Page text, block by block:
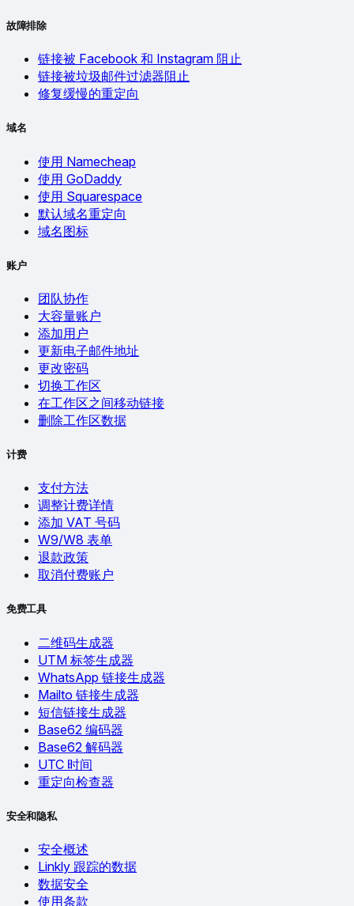
故障排除
链接被 Facebook 和 Instagram 阻止
链接被垃圾邮件过滤器阻止
修复缓慢的重定向
域名
使用 Namecheap
使用 GoDaddy
使用 Squarespace
默认域名重定向
域名图标
账户
团队协作
大容量账户
添加用户
更新电子邮件地址
更改密码
切换工作区
在工作区之间移动链接
删除工作区数据
计费
支付方法
调整计费详情
添加 VAT 号码
W9/W8 表单
退款政策
取消付费账户
免费工具
二维码生成器
UTM 标签生成器
WhatsApp 链接生成器
Mailto 链接生成器
短信链接生成器
Base62 编码器
Base62 解码器
UTC 时间
重定向检查器
安全和隐私
安全概述
Linkly 跟踪的数据
数据安全
使用条款